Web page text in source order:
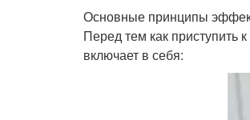
Основные принципы
Перед тем как приступить
включает в себя: